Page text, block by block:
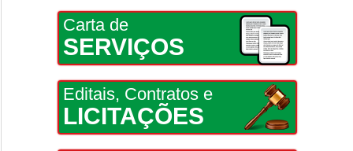
Carta de
SERVIÇOS
Editais, Contratos e
LICITAÇÕES